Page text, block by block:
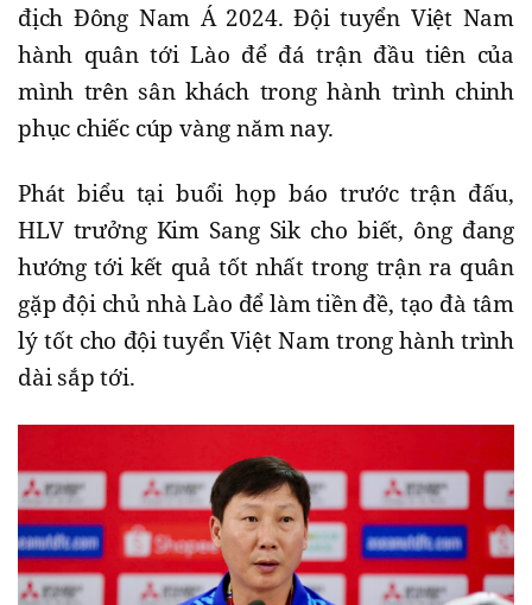
địch Đông Nam Á 2024. Đội tuyển Việt Nam
hành quân tới Lào để đá trận đầu tiên của
mình trên sân khách trong hành trình chinh
phục chiếc cúp vàng năm nay.
Phát biểu tại buổi họp báo trước trận đấu,
HLV trưởng Kim Sang Sik cho biết, ông đang
hướng tới kết quả tốt nhất trong trận ra quân
gặp đội chủ nhà Lào để làm tiền đề, tạo đà tâm
lý tốt cho đội tuyển Việt Nam trong hành trình
dài sắp tới.